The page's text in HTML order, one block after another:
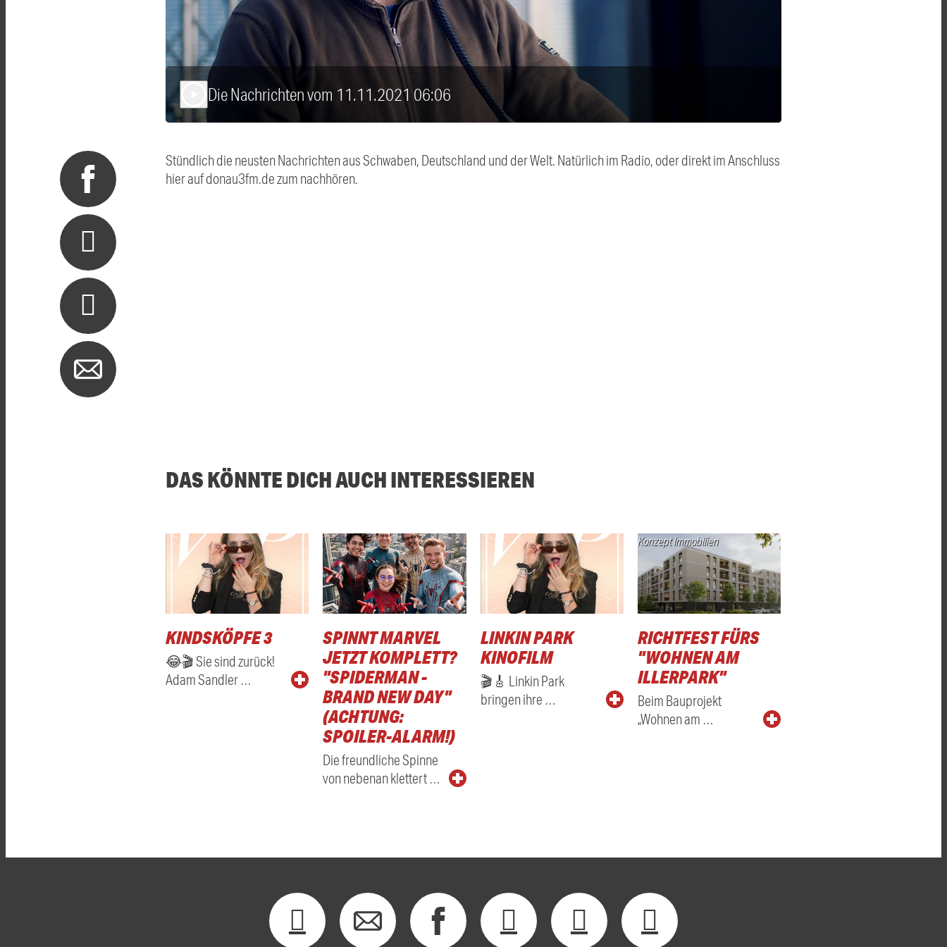
Die Nachrichten vom 11.11.2021 06:06
Stündlich die neusten Nachrichten aus Schwaben, Deutschland und der Welt. Natürlich im Radio, oder direkt im Anschluss
hier auf donau3fm.de zum nachhören.
DAS KÖNNTE DICH AUCH INTERESSIEREN
KINDSKÖPFE 3
😂🎬 Sie sind zurück!
Adam Sandler …
SPINNT MARVEL
JETZT KOMPLETT?
"SPIDERMAN -
BRAND NEW DAY"
(ACHTUNG:
SPOILER-ALARM!)
Die freundliche Spinne
von nebenan klettert …
LINKIN PARK
KINOFILM
🎬🎸 Linkin Park
bringen ihre …
Konzept Immobilien
RICHTFEST FÜRS
"WOHNEN AM
ILLERPARK"
Beim Bauprojekt
„Wohnen am …